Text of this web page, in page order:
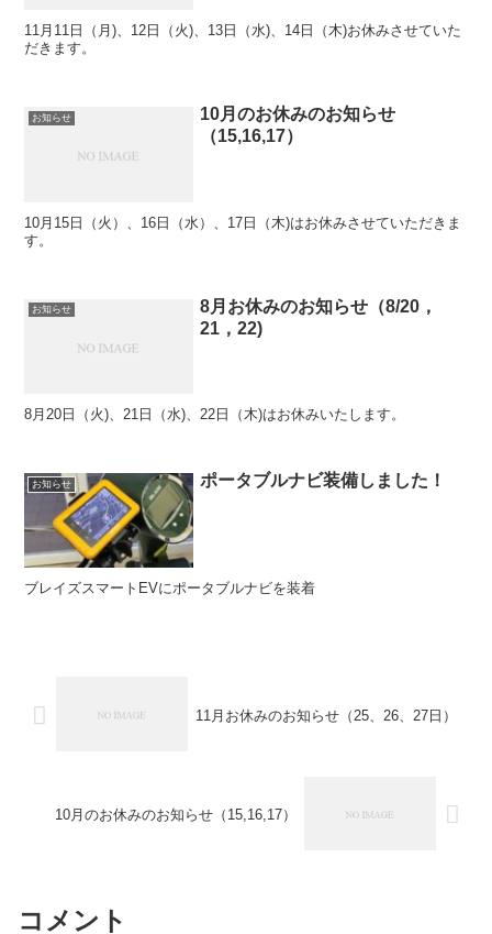
11月11日（月)、12日（火)、13日（水)、14日（木)お休みさせていた
だきます。
お知らせ
10月のお休みのお知らせ
（15,16,17）
10月15日（火）、16日（水）、17日（木)はお休みさせていただきま
す。
お知らせ
8月お休みのお知らせ（8/20，
21，22)
8月20日（火)、21日（水)、22日（木)はお休みいたします。
お知らせ ポータブルナビ装備しました！
ブレイズスマートEVにポータブルナビを装着
11月お休みのお知らせ（25、26、27日）
10月のお休みのお知らせ（15,16,17）
コメント